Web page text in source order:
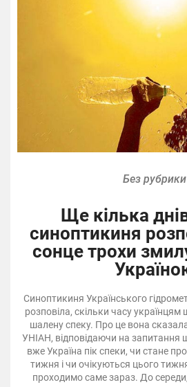
Без рубрики
Ще кілька
синоптикиня
сонце трохи
Синоптикиня Українського
розповіла, скільки часу українцям
шалену спеку. Про це вона
УНІАН, відповідаючи на запитання
вже Україна пік спеки, чи стане
тижня і чи очікуються цього
проходимо саме зараз. До